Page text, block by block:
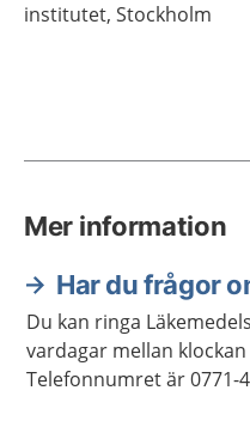
institutet, Stockholm
Mer information
Har du frågor
Du kan ringa
vardagar mellan klockan
Telefonnumret är 0771-